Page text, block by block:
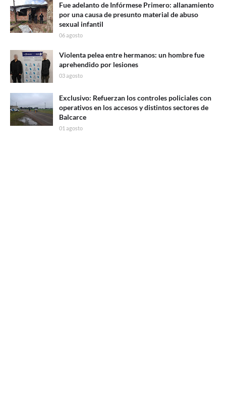
Fue adelanto de Infórmese Primero: allanamiento
por una causa de presunto material de abuso
sexual infantil
06 agosto
Violenta pelea entre hermanos: un hombre fue
aprehendido por lesiones
03 agosto
Exclusivo: Refuerzan los controles policiales con
operativos en los accesos y distintos sectores de
Balcarce
01 agosto